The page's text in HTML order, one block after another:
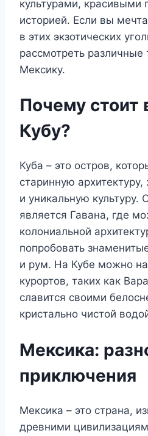
культурами, красивыми
историей. Если вы
в этих экзотических
рассмотреть различные
Мексику.
Почему стоит
Кубу?
Куба – это остров,
старинную
и уникальную культуру.
является Гавана, где
колониальной
попробовать
и рум. На Кубе можно
курортов, таких как
славится своими
кристально чистой
Мексика:
приключения
Мексика – это страна,
древними